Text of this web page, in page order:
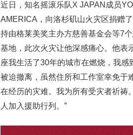
近日，知名摇滚乐队X JAPAN成员
AMERICA，向洛杉矶山火灾区捐赠
持由格莱美奖主办方慈善基金会等7
基地，此次火灾让他深感痛心。他表
座我生活了30年的城市在燃烧，我
被迫撤离，虽然住所和工作室幸免于
在经历的灾难。我为所有受灾者祈祷
人加入援助行列。”